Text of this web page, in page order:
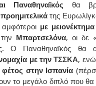
Παναθηναϊκός θα
προημιτελικάτης
με
Μπαρτσελόνα, οι δε
Ο Παναθηναϊκός θα
με την ΤΣΣΚΑ,
φέτος στην Ισπανία
το μεγάλο διπλό που θα